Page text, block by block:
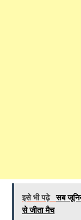
इसे भी पढ़े सब
से जीता मैच